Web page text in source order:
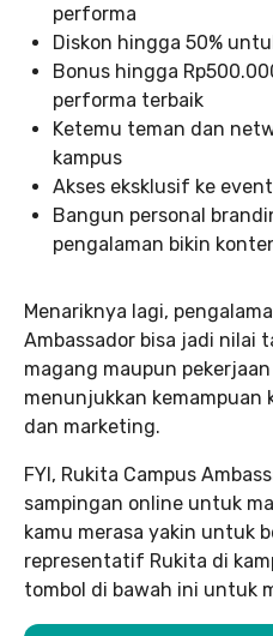
performa
Diskon hingga 50%
Bonus hingga
performa terbaik
Ketemu teman dan
kampus
Akses eksklusif ke
Bangun personal
pengalaman bikin
Menariknya lagi,
Ambassador bisa jadi nilai
magang maupun
menunjukkan kemampuan
dan marketing.
FYI, Rukita Campus
sampingan online untuk
kamu merasa yakin untuk
representatif Rukita di
tombol di bawah ini untuk